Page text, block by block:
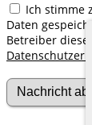
Ich stimme
Daten
Betreiber